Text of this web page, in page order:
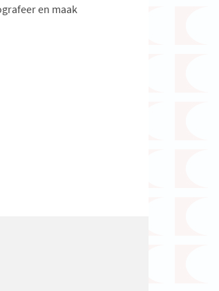
en maak